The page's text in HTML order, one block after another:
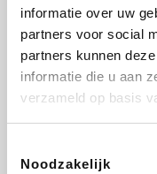
informatie over uw
partners voor social
partners kunnen
informatie die u aan
verzameld op basis
Noodzakelijk
Brussels Airlines